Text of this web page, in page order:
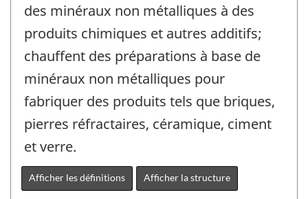
des minéraux non métalliques à des
produits chimiques et autres additifs;
chauffent des préparations à base de
minéraux non métalliques pour
fabriquer des produits tels que briques,
pierres réfractaires, céramique, ciment
et verre.
Afficher les définitions Afficher la structure